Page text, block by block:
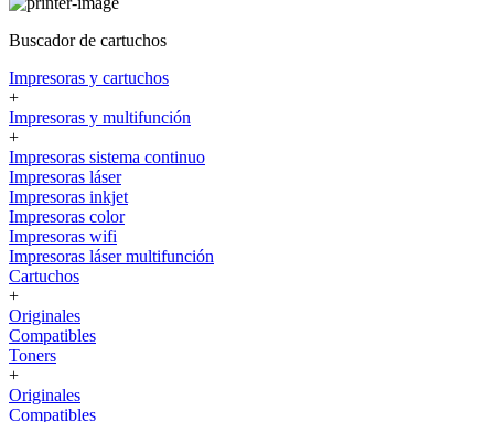
Buscador de cartuchos
Impresoras y cartuchos
+
Impresoras y multifunción
+
Impresoras sistema continuo
Impresoras láser
Impresoras inkjet
Impresoras color
Impresoras wifi
Impresoras láser multifunción
Cartuchos
+
Originales
Compatibles
Toners
+
Originales
Compatibles